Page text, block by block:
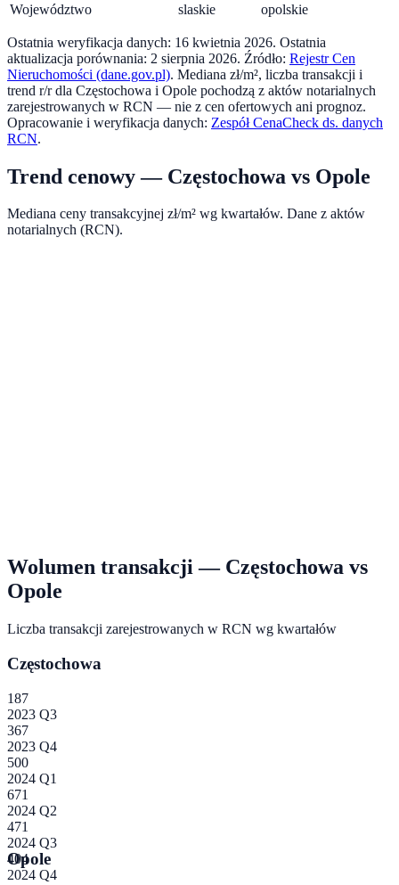
Województwo
slaskie opolskie
Ostatnia weryfikacja danych: 16 kwietnia 2026. Ostatnia
aktualizacja porównania: 2 sierpnia 2026. Źródło: Rejestr Cen
Nieruchomości (dane.gov.pl). Mediana zł/m², liczba transakcji i
trend r/r dla Częstochowa i Opole pochodzą z aktów notarialnych
zarejestrowanych w RCN — nie z cen ofertowych ani prognoz.
Opracowanie i weryfikacja danych: Zespół CenaCheck ds. danych
RCN.
Trend cenowy — Częstochowa vs Opole
Mediana ceny transakcyjnej zł/m² wg kwartałów. Dane z aktów
notarialnych (RCN).
Wolumen transakcji — Częstochowa vs
Opole
Liczba transakcji zarejestrowanych w RCN wg kwartałów
Częstochowa
187
2023 Q3
367
2023 Q4
500
2024 Q1
671
2024 Q2
471
2024 Q3
404
2024 Q4
Opole